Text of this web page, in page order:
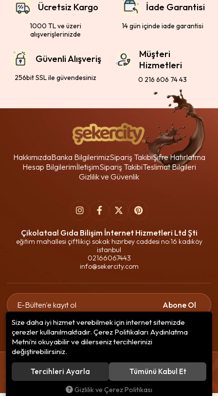
Ücretsiz Kargo
1000 TL ve üzeri
alışverişlerinizde
İade Garantisi
14 gün içinde iade garantisi
Güvenli Alışveriş
256bit SSL ile güvendesiniz
Müşteri
Hizmetleri
0 216 606 74 43
HakkımızdaBanka BilgilerimizSipariş TakibiŞifre Hatırlatma
Hesap BilgilerimİletişimSipariş TakibiTeslimat Bilgileri
Gizlilik ve Güvenlik
Çikolataal Gıda Bilişim İnternet Hizmetleri Ltd Şti
eğitim mahallesi çiftlikiçi sokak hızırbey caddesi no:16 kadıköy
istanbul
02166067443
info@sekercity.com
Abone Ol
Gizlilik politikasınıokudum ve elektronik posta almayı kabul
ediyorum.
© 2020Çikolataal Gıda Bilişim. Tüm hakları saklıdır.
256 BitSSLEncryption
Size daha iyi hizmet verebilmek için internet sitemizde
çerezler kullanılmaktadır. Çerez Politikaları Aydınlatma
Metni’ni okuyabilir ve dilerseniz tercihlerinizi
değiştirebilirsiniz.
Tercihleri Ayarla Tümünü Kabul Et
Gizlilik ve Çerez Politikası